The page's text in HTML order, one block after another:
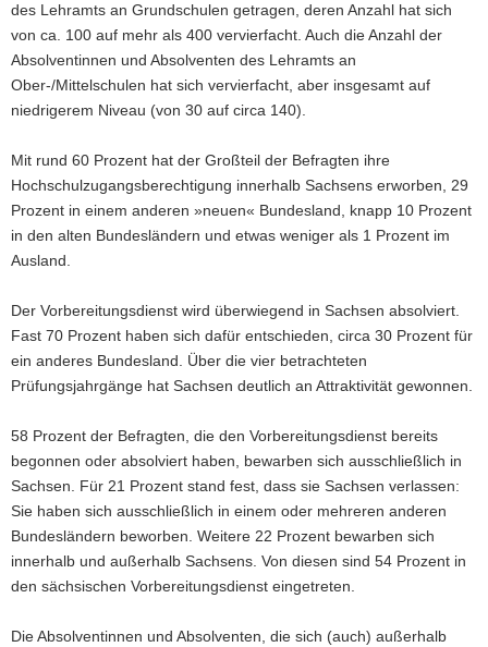
des Lehramts an Grundschulen getragen, deren Anzahl hat sich
von ca. 100 auf mehr als 400 vervierfacht. Auch die Anzahl der
Absolventinnen und Absolventen des Lehramts an
Ober-/Mittelschulen hat sich vervierfacht, aber insgesamt auf
niedrigerem Niveau (von 30 auf circa 140).
Mit rund 60 Prozent hat der Großteil der Befragten ihre
Hochschulzugangsberechtigung innerhalb Sachsens erworben, 29
Prozent in einem anderen »neuen« Bundesland, knapp 10 Prozent
in den alten Bundesländern und etwas weniger als 1 Prozent im
Ausland.
Der Vorbereitungsdienst wird überwiegend in Sachsen absolviert.
Fast 70 Prozent haben sich dafür entschieden, circa 30 Prozent für
ein anderes Bundesland. Über die vier betrachteten
Prüfungsjahrgänge hat Sachsen deutlich an Attraktivität gewonnen.
58 Prozent der Befragten, die den Vorbereitungsdienst bereits
begonnen oder absolviert haben, bewarben sich ausschließlich in
Sachsen. Für 21 Prozent stand fest, dass sie Sachsen verlassen:
Sie haben sich ausschließlich in einem oder mehreren anderen
Bundesländern beworben. Weitere 22 Prozent bewarben sich
innerhalb und außerhalb Sachsens. Von diesen sind 54 Prozent in
den sächsischen Vorbereitungsdienst eingetreten.
Die Absolventinnen und Absolventen, die sich (auch) außerhalb